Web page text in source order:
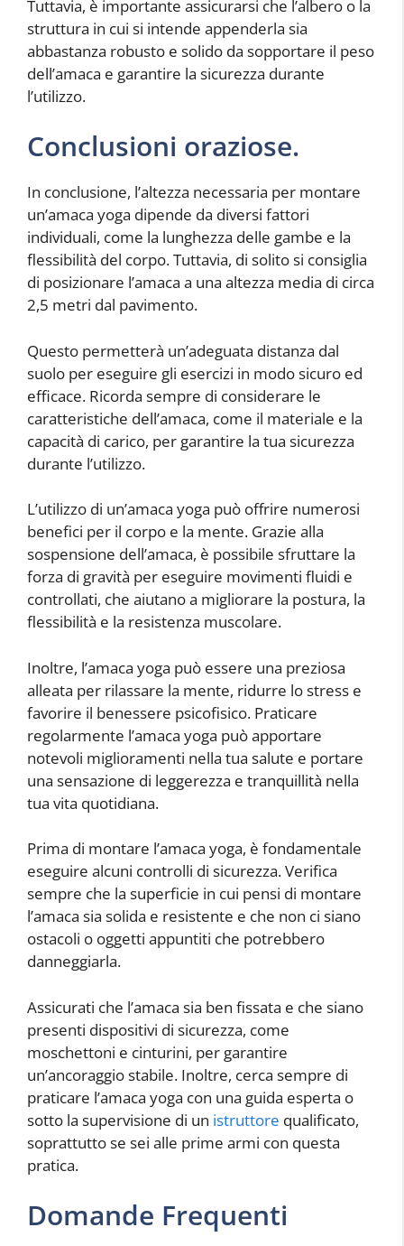
Tuttavia, è importante assicurarsi che l’albero o la
struttura in cui si intende appenderla sia
abbastanza robusto e solido da sopportare il peso
dell’amaca e garantire la sicurezza durante
l’utilizzo.
Conclusioni oraziose.
In conclusione, l’altezza necessaria per montare
un’amaca yoga dipende da diversi fattori
individuali, come la lunghezza delle gambe e la
flessibilità del corpo. Tuttavia, di solito si consiglia
di posizionare l’amaca a una altezza media di circa
2,5 metri dal pavimento.
Questo permetterà un’adeguata distanza dal
suolo per eseguire gli esercizi in modo sicuro ed
efficace. Ricorda sempre di considerare le
caratteristiche dell’amaca, come il materiale e la
capacità di carico, per garantire la tua sicurezza
durante l’utilizzo.
L’utilizzo di un’amaca yoga può offrire numerosi
benefici per il corpo e la mente. Grazie alla
sospensione dell’amaca, è possibile sfruttare la
forza di gravità per eseguire movimenti fluidi e
controllati, che aiutano a migliorare la postura, la
flessibilità e la resistenza muscolare.
Inoltre, l’amaca yoga può essere una preziosa
alleata per rilassare la mente, ridurre lo stress e
favorire il benessere psicofisico. Praticare
regolarmente l’amaca yoga può apportare
notevoli miglioramenti nella tua salute e portare
una sensazione di leggerezza e tranquillità nella
tua vita quotidiana.
Prima di montare l’amaca yoga, è fondamentale
eseguire alcuni controlli di sicurezza. Verifica
sempre che la superficie in cui pensi di montare
l’amaca sia solida e resistente e che non ci siano
ostacoli o oggetti appuntiti che potrebbero
danneggiarla.
Assicurati che l’amaca sia ben fissata e che siano
presenti dispositivi di sicurezza, come
moschettoni e cinturini, per garantire
un’ancoraggio stabile. Inoltre, cerca sempre di
praticare l’amaca yoga con una guida esperta o
sotto la supervisione di un istruttore qualificato,
soprattutto se sei alle prime armi con questa
pratica.
Domande Frequenti